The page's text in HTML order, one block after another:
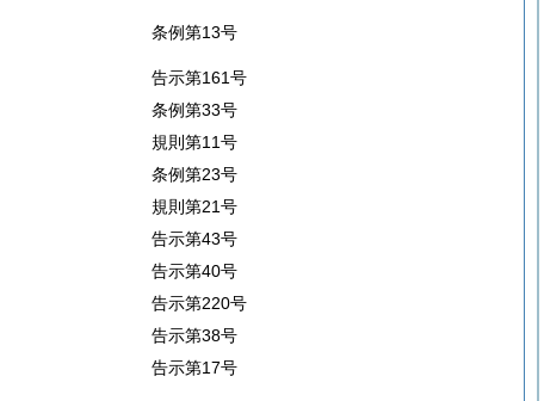
条例第13号
告示第161号
条例第33号
規則第11号
条例第23号
規則第21号
告示第43号
告示第40号
告示第220号
告示第38号
告示第17号